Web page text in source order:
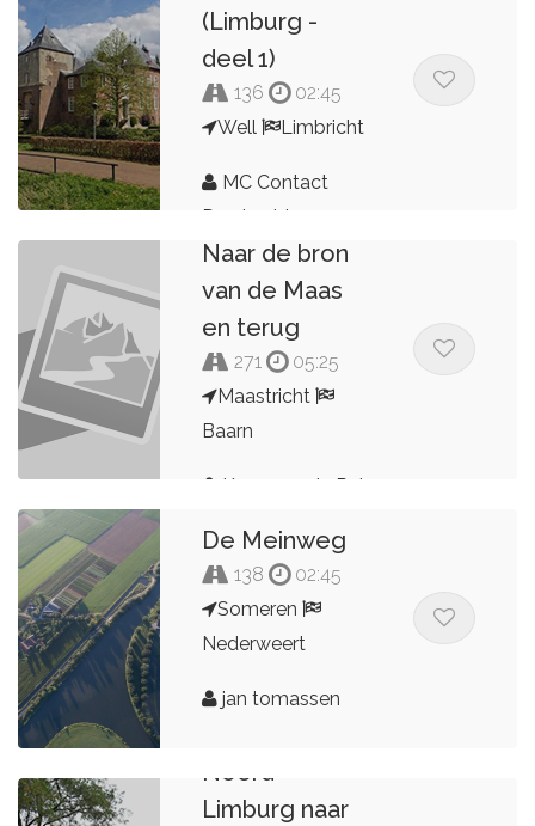
(Limburg -
deel 1)
136
02:45
Well
Limbricht
MC Contact
Dordrecht
Dag 5 vd 5
Naar de bron
van de Maas
en terug
271
05:25
Maastricht
Baarn
Kees van de Pol
De Meinweg
138
02:45
Someren
Nederweert
jan tomassen
Noord-
Limburg naar